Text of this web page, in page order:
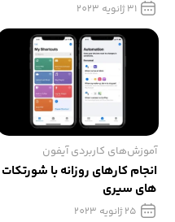
31 ژانویه 2023
آموزش‌های کاربردی آیفون
انجام کارهای روزانه با شورتکات
های سیری
25 ژانویه 2023